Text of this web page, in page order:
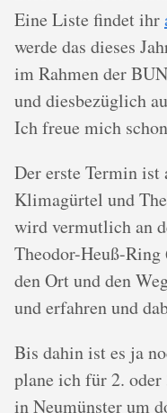
Eine Liste findet ihr
werde das dieses
im Rahmen der
und diesbezüglich
Ich freue mich
Der erste Termin ist
Klimagürtel und
wird vermutlich an
Theodor-Heuß-Ring
den Ort und den
und erfahren und
Bis dahin ist es ja
plane ich für 2. oder
in Neumünster um